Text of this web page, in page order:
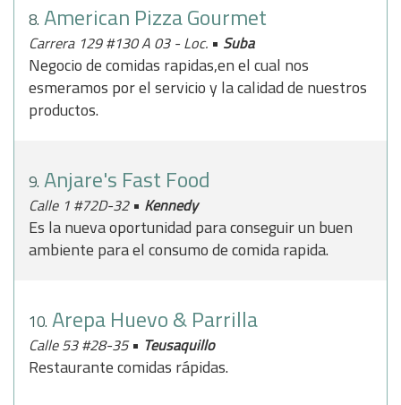
8. American Pizza Gourmet
Carrera 129 #130 A 03 - Loc. • Suba
Negocio de comidas rapidas,en el cual nos
esmeramos por el servicio y la calidad de nuestros
productos.
9. Anjare's Fast Food
Calle 1 #72D-32 • Kennedy
Es la nueva oportunidad para conseguir un buen
ambiente para el consumo de comida rapida.
10. Arepa Huevo & Parrilla
Calle 53 #28-35• Teusaquillo
Restaurante comidas rápidas.